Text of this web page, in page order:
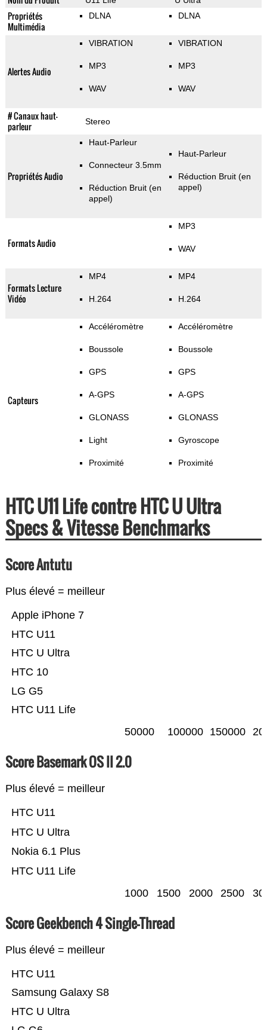
Propriétés
Multimédia
DLNA DLNA
Alertes Audio
VIBRATION
MP3
WAV
VIBRATION
MP3
WAV
# Canaux haut-
parleur
Stereo
Propriétés Audio
Haut-Parleur
Connecteur 3.5mm
Réduction Bruit (en
appel)
Haut-Parleur
Réduction Bruit (en
appel)
Formats Audio
MP3
WAV
Formats Lecture
Vidéo
MP4
H.264
MP4
H.264
Capteurs
Accéléromètre
Boussole
GPS
A-GPS
GLONASS
Light
Proximité
Accéléromètre
Boussole
GPS
A-GPS
GLONASS
Gyroscope
Proximité
HTC U11 Life contre HTC U Ultra
Specs & Vitesse Benchmarks
Score Antutu
Plus élevé = meilleur
HTC U11 Life
LG G5
HTC 10
HTC U Ultra
HTC U11
Apple iPhone 7
50000 100000 150000
Score Basemark OS II 2.0
Plus élevé = meilleur
HTC U11 Life
Nokia 6.1 Plus
HTC U Ultra
HTC U11
1000 1500 2000 2500
Score Geekbench 4 Single-Thread
Plus élevé = meilleur
HTC U Ultra
Samsung Galaxy S8
HTC U11